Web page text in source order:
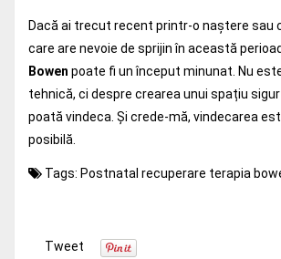
Dacă ai trecut recent printr-o naștere sau
care are nevoie de sprijin în această
Bowen poate fi un început minunat. Nu
tehnică, ci despre crearea unui spațiu
poată vindeca. Și crede-mă, vindecarea
posibilă.
Tags: Postnatal recuperare terapia
Tweet